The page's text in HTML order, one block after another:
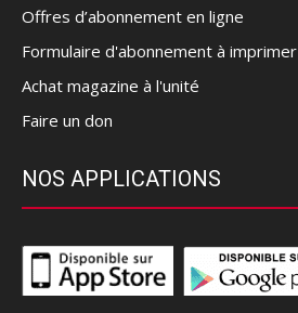
Offres d’abonnement en ligne
Formulaire d'abonnement à imprimer
Achat magazine à l'unité
Faire un don
NOS APPLICATIONS